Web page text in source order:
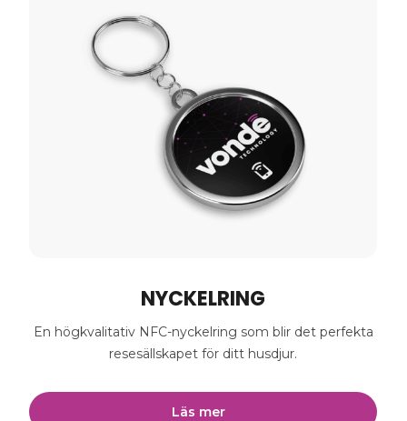
NYCKELRING
En högkvalitativ NFC-nyckelring som blir det perfekta
resesällskapet för ditt husdjur.
Läs mer